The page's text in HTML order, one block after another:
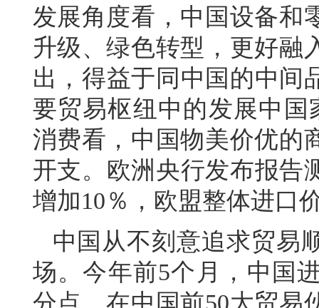
发展角度看，中国设备和
升级、绿色转型，更好融
出，得益于同中国的中间
要贸易枢纽中的发展中国
消费看，中国物美价优的
开支。欧洲央行发布报告
增加10％，欧盟整体进口
中国从不刻意追求贸易
场。今年前5个月，中国
分点。在中国前50大贸易